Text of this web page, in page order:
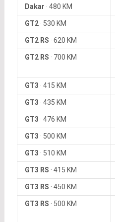
Dakar · 480 KM
GT2· 530 KM
GT2 RS · 620 KM
GT2 RS · 700 KM
GT3 · 415 KM
GT3 · 435 KM
GT3 · 476 KM
GT3 · 500 KM
GT3 · 510 KM
GT3 RS · 415 KM
GT3 RS · 450 KM
GT3 RS · 500 KM